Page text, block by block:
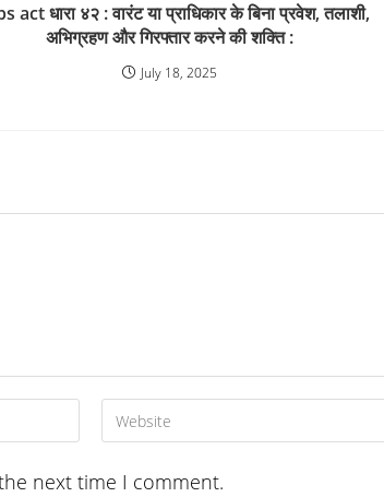
act धारा ४२ : वारंट या प्राधिकार के बिना प्रवेश, तलाशी,
अभिग्रहण और गिरफ्तार करने की शक्ति :
July 18, 2025
Enter
your
next time I comment.